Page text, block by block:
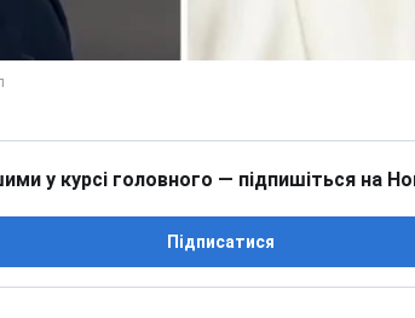
у курсі головного — підпишіться на
Підписатися